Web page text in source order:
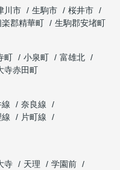
川市 生駒市
桜井市
楽郡精華町
生駒郡安堵町
町 小泉町
富雄北
寺赤田町
奈良線
片町線
寺 天理
学園前